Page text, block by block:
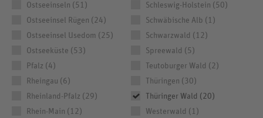
Ostseeinseln (51)
Ostseeinsel Rügen (24)
Ostseeinsel Usedom (25)
Ostseeküste (53)
Pfalz (4)
Rheingau (6)
Rheinland-Pfalz (29)
Rhein-Main (12)
Schleswig-Holstein (50)
Schwäbische Alb (1)
Schwarzwald (12)
Spreewald (5)
Teutoburger Wald (2)
Thüringen (30)
Thüringer Wald (20)
Westerwald (1)